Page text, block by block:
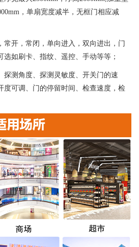
，单扇宽度减半，无框门相应减
常开，常闭，单向进入，双向进出，门
如刷卡、指纹、遥控、手动等等；
探测角度、探测灵敏度、开关门的速
度可调、门的停留时间、检查速度，检